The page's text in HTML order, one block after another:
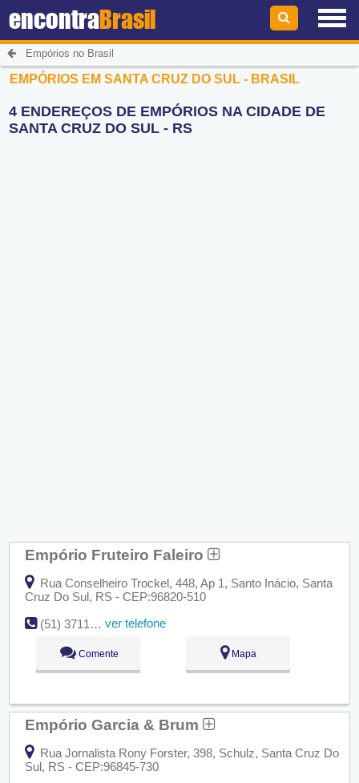
encontraBrasil
Empórios no Brasil
EMPÓRIOS EM SANTA CRUZ DO SUL - BRASIL
4 ENDEREÇOS DE EMPÓRIOS NA CIDADE DE
SANTA CRUZ DO SUL - RS
Empório Fruteiro Faleiro
Rua Conselheiro Trockel, 448, Ap 1, Santo Inácio, Santa
Cruz Do Sul, RS - CEP:96820-510
(51) 3711-4344
ver telefone
Comente Mapa
Empório Garcia & Brum
Rua Jornalista Rony Forster, 398, Schulz, Santa Cruz Do
Sul, RS - CEP:96845-730